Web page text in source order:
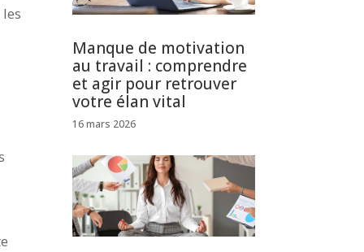
Manque de motivation
au travail : comprendre
et agir pour retrouver
votre élan vital
16 mars 2026